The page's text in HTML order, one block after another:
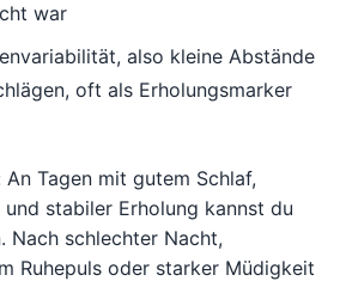
war
also kleine Abstände
oft als Erholungsmarker
Tagen mit gutem Schlaf,
und stabiler Erholung kannst du
Nach schlechter Nacht,
Ruhepuls oder starker Müdigkeit